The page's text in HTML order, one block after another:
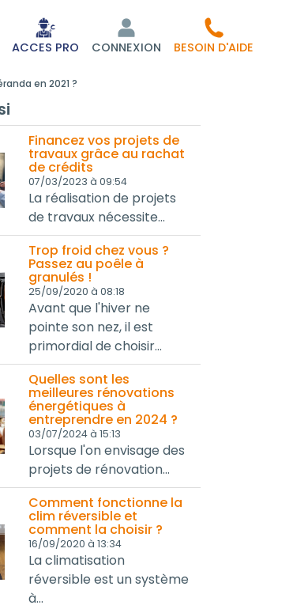
ACCES PRO CONNEXION BESOIN D'AIDE
en 2021 ?
Financez vos projets de
travaux grâce au rachat
de crédits
07/03/2023 à 09:54
La réalisation de projets
de travaux nécessite...
Trop froid chez vous ?
Passez au poêle à
granulés !
25/09/2020 à 08:18
Avant que l'hiver ne
pointe son nez, il est
primordial de choisir...
Quelles sont les
meilleures rénovations
énergétiques à
entreprendre en 2024 ?
03/07/2024 à 15:13
Lorsque l'on envisage des
projets de rénovation...
Comment fonctionne la
clim réversible et
comment la choisir ?
16/09/2020 à 13:34
La climatisation
réversible est un système
à...